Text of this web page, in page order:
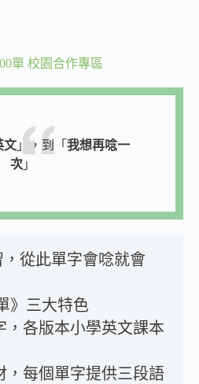
單 校園合作專區
文 」，到「 我想再唸一
次 」
從此單字會唸就會
》三大特色
各版本小學英文課本
每個單字提供三段語